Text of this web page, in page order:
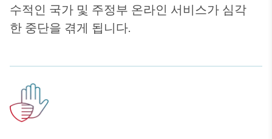
수적인 국가 및 주정부 온라인 서비스가 심각
한 중단을 겪게 됩니다.